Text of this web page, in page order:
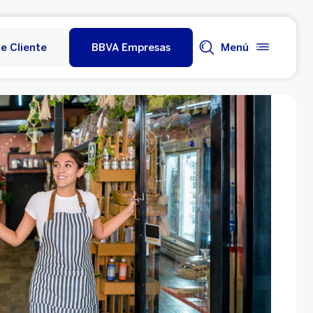
Cliente BBVA Empresas Menú